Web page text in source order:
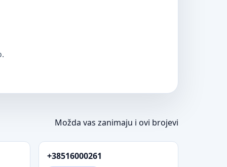
Možda vas zanimaju i ovi brojevi
+38516000261